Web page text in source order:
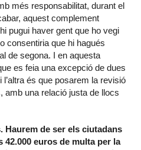
més responsabilitat, durant el
aquest complement
pugui haver gent que ho vegi
consentiria que hi hagués
de segona. I en aquesta
es feia una excepció de dues
és que posarem la revisió
amb una relació justa de llocs
Haurem de ser els ciutadans
42.000 euros de multa per la